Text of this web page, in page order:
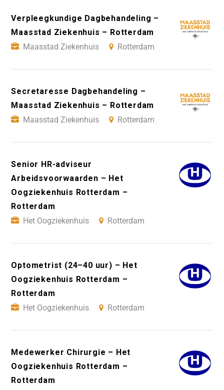
Verpleegkundige Dagbehandeling –
Maasstad Ziekenhuis – Rotterdam
Maasstad Ziekenhuis
Rotterdam
Secretaresse Dagbehandeling –
Maasstad Ziekenhuis – Rotterdam
Maasstad Ziekenhuis
Rotterdam
Senior HR-adviseur
Arbeidsvoorwaarden – Het
Oogziekenhuis Rotterdam –
Rotterdam
Het Oogziekenhuis
Rotterdam
Optometrist (24–40 uur) – Het
Oogziekenhuis Rotterdam –
Rotterdam
Het Oogziekenhuis
Rotterdam
Medewerker Chirurgie – Het
Oogziekenhuis Rotterdam –
Rotterdam